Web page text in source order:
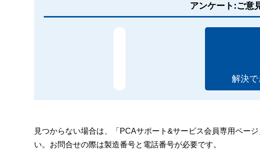
アンケート:ご意
解決で
見つからない場合は、「PCAサポート&サービス会員専用ページ
い。お問合せの際は製造番号と電話番号が必要です。